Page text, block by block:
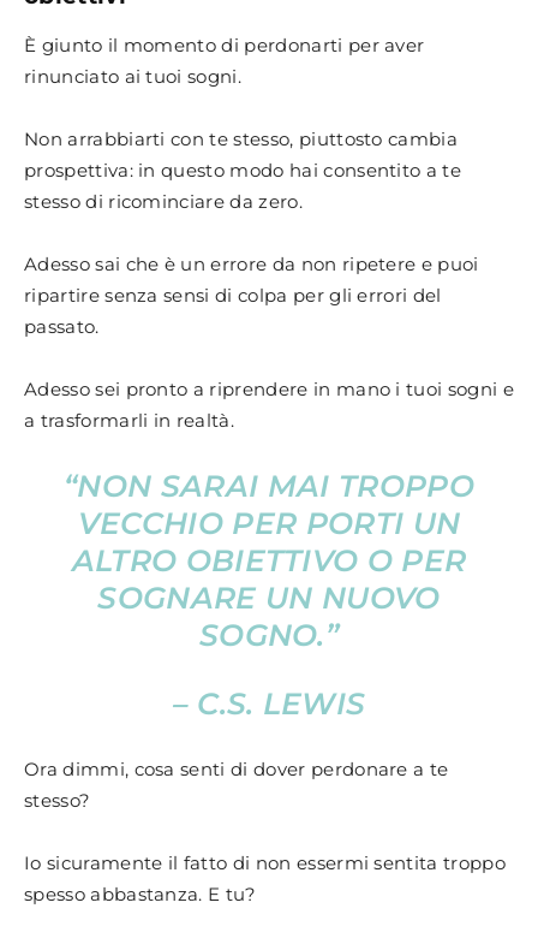
È giunto il momento di perdonarti per aver
rinunciato ai tuoi sogni.
Non arrabbiarti con te stesso, piuttosto cambia
prospettiva: in questo modo hai consentito a te
stesso di ricominciare da zero.
Adesso sai che è un errore da non ripetere e puoi
ripartire senza sensi di colpa per gli errori del
passato.
Adesso sei pronto a riprendere in mano i tuoi sogni e
a trasformarli in realtà.
“NON SARAI MAI TROPPO
VECCHIO PER PORTI UN
ALTRO OBIETTIVO O PER
SOGNARE UN NUOVO
SOGNO.”
– C.S. LEWIS
Ora dimmi, cosa senti di dover perdonare a te
stesso?
Io sicuramente il fatto di non essermi sentita troppo
spesso abbastanza. E tu?